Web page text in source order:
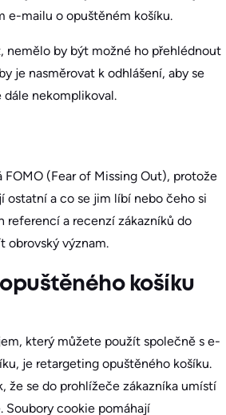
e-mailu o opuštěném košíku.
nemělo by být možné ho přehlédnout
je nasměrovat k odhlášení, aby se
dále nekomplikoval.
FOMO (Fear of Missing Out), protože
ostatní a co se jim líbí nebo čeho si
referencí a recenzí zákazníků do
obrovský význam.
košíku
který můžete použít společně s e-
je retargeting opuštěného košíku.
že se do prohlížeče zákazníka umístí
Soubory cookie pomáhají